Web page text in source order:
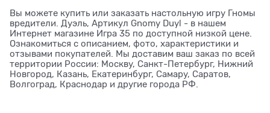
Вы можете купить или заказать настольную игру Гномы
вредители. Дуэль, Артикул Gnomy Duyl - в нашем
Интернет магазине Игра 35 по доступной низкой цене.
Ознакомиться с описанием, фото, характеристики и
отзывами покупателей. Мы доставим ваш заказ по всей
территории России: Москву, Санкт-Петербург, Нижний
Новгород, Казань, Екатеринбург, Самару, Саратов,
Волгоград, Краснодар и другие города РФ.